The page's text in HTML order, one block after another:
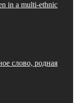
in a multi-ethnic
слово, родная